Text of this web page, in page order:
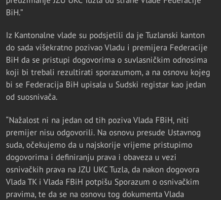
BiH.”
Iz Kantonalne vlade su podsjetili da je Tuzlanski kanton
do sada višekratno pozivao Vladu i premijera Federacije
BiH da se pristupi dogovorima o suvlasničkim odnosima
koji bi trebali rezultirati sporazumom, a na osnovu kojeg
bi se Federacija BiH upisala u Sudski registar kao jedan
od suosnivača.
“Nažalost ni na jedan od tih poziva Vlada FBiH, niti
premijer nisu odgovorili. Na osnovu presude Ustavnog
suda, očekujemo da u najskorije vrijeme pristupimo
dogovorima i definiranju prava i obaveza u vezi
osnivačkih prava na JZU UKC Tuzla, da nakon dogovora
Vlada TK i Vlada FBiH potpišu Sporazum o osnivačkim
pravima, te da se na osnovu tog dokumenta Vlada